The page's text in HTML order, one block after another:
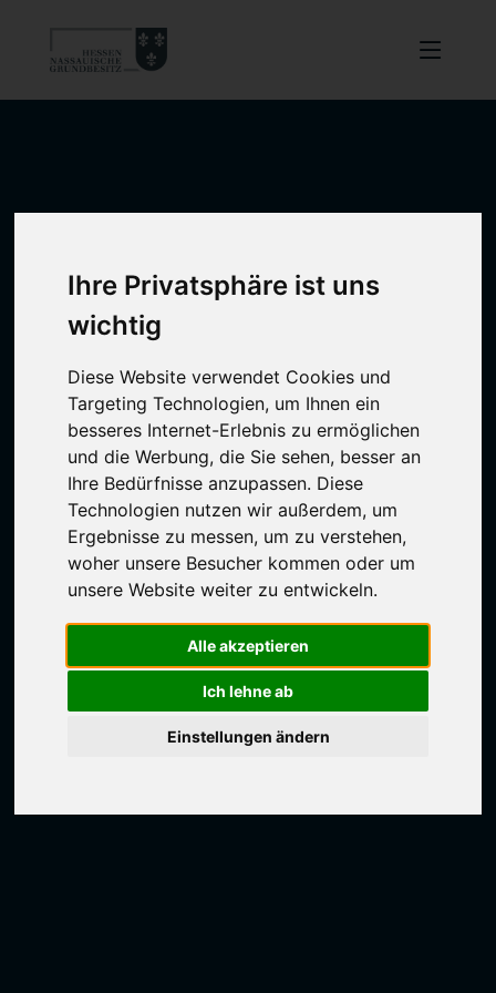
Ihre Privatsphäre ist uns
wichtig
Diese Website verwendet Cookies und
Targeting Technologien, um Ihnen ein
besseres Internet-Erlebnis zu ermöglichen
und die Werbung, die Sie sehen, besser an
Ihre Bedürfnisse anzupassen. Diese
Technologien nutzen wir außerdem, um
Ergebnisse zu messen, um zu verstehen,
woher unsere Besucher kommen oder um
unsere Website weiter zu entwickeln.
Alle akzeptieren
Ich lehne ab
Einstellungen ändern